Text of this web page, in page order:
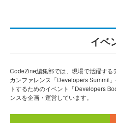
イベ
CodeZine編集部では、現場で活躍す
カンファレンス「Developers Summit
トするためのイベント「Developers
ンスを企画・運営しています。